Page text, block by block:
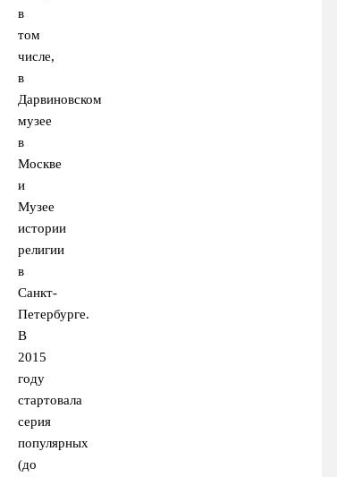
в
том
числе,
в
Дарвиновском
музее
в
Москве
и
Музее
истории
религии
в
Санкт-
Петербурге.
В
2015
году
стартовала
серия
популярных
(до